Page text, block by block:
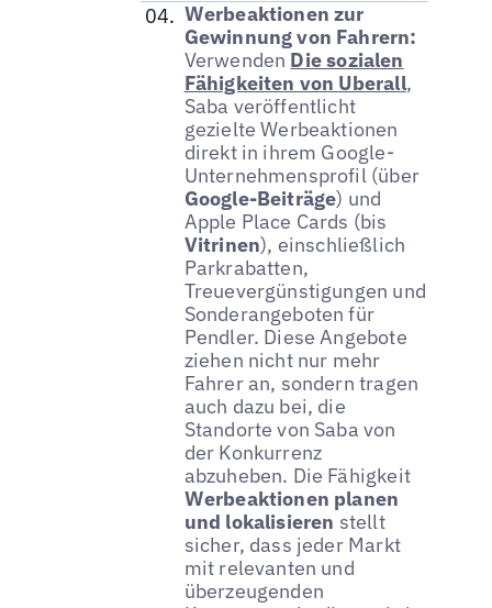
Werbeaktionen zur
Gewinnung von Fahrern:
Verwenden Die sozialen
Fähigkeiten von Uberall,
Saba veröffentlicht
gezielte Werbeaktionen
direkt in ihrem Google-
Unternehmensprofil (über
Google-Beiträge) und
Apple Place Cards (bis
Vitrinen), einschließlich
Parkrabatten,
Treuevergünstigungen und
Sonderangeboten für
Pendler. Diese Angebote
ziehen nicht nur mehr
Fahrer an, sondern tragen
auch dazu bei, die
Standorte von Saba von
der Konkurrenz
abzuheben. Die Fähigkeit
Werbeaktionen planen
und lokalisieren stellt
sicher, dass jeder Markt
mit relevanten und
überzeugenden